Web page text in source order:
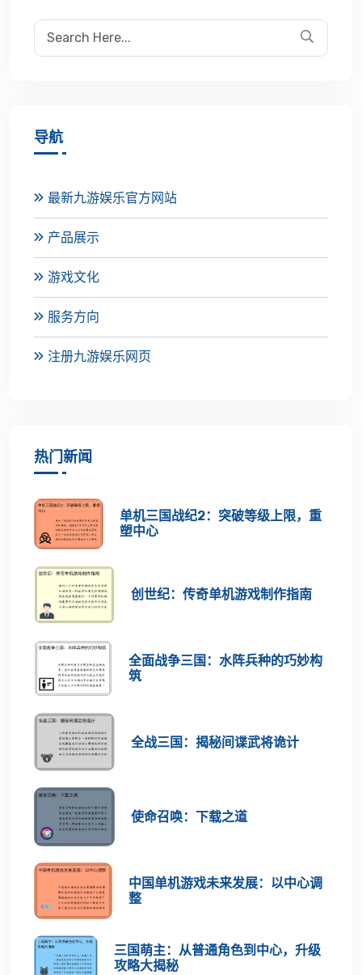
导航
最新九游娱乐官方网站
产品展示
游戏文化
服务方向
注册九游娱乐网页
热门新闻
单机三国战纪2：突破等级上限，重
塑中心
创世纪：传奇单机游戏制作指南
全面战争三国：水阵兵种的巧妙构
筑
全战三国：揭秘间谍武将诡计
使命召唤：下载之道
中国单机游戏未来发展：以中心调
整
三国萌主：从普通角色到中心，升级
攻略大揭秘